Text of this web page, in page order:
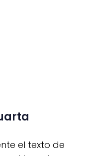
el texto de